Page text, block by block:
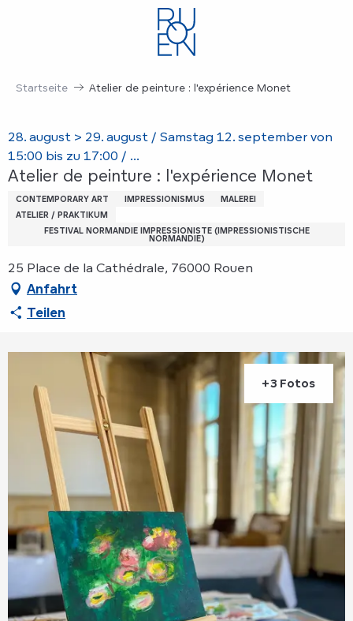
Startseite Atelier de peinture : l'expérience Monet
28. august > 29. august / Samstag 12. september von
15:00 bis zu 17:00 / ...
Atelier de peinture : l'expérience Monet
CONTEMPORARY ART IMPRESSIONISMUS
MALEREI
ATELIER / PRAKTIKUM
FESTIVAL NORMANDIE IMPRESSIONISTE (IMPRESSIONISTISCHE
NORMANDIE)
25 Place de la Cathédrale, 76000 Rouen
Anfahrt
Teilen
+3 Fotos